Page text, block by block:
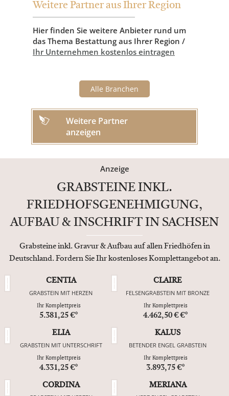
Weitere Partner aus Ihrer Region
Hier finden Sie weitere Anbieter rund um
das Thema Bestattung aus Ihrer Region /
Ihr Unternehmen kostenlos eintragen
Alle Branchen
Weitere Partner
anzeigen
Anzeige
GRABSTEINE INKL.
FRIEDHOFSGENEHMIGUNG,
AUFBAU & INSCHRIFT IN SACHSEN
Grabsteine inkl. Gravur & Aufbau auf allen Friedhöfen in
Deutschland. Fordern Sie Ihr kostenloses Komplettangebot an.
CENTIA
GRABSTEIN MIT HERZEN
Ihr Komplettpreis
5.381,25 €*
CLAIRE
FELSENGRABSTEIN MIT BRONZE
Ihr Komplettpreis
4.462,50 € €*
ELIA
GRABSTEIN MIT UNTERSCHRIFT
Ihr Komplettpreis
4.331,25 €*
KALUS
BETENDER ENGEL GRABSTEIN
Ihr Komplettpreis
3.893,75 €*
CORDINA
MERIANA